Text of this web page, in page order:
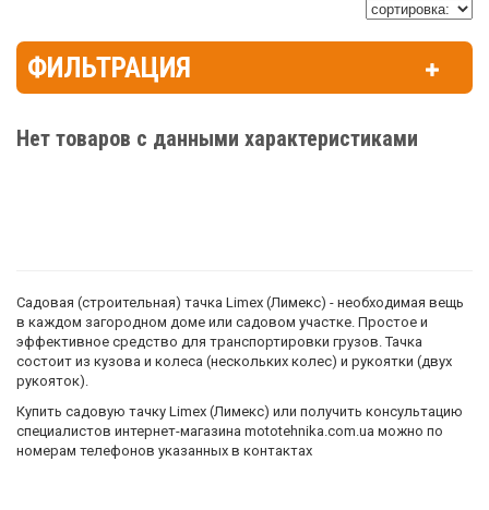
ФИЛЬТРАЦИЯ
Нет товаров с данными характеристиками
Садовая (строительная) тачка Limex (Лимекс) - необходимая вещь
в каждом загородном доме или садовом участке. Простое и
эффективное средство для транспортировки грузов. Тачка
состоит из кузова и колеса (нескольких колес) и рукоятки (двух
рукояток).
Купить садовую тачку Limex (Лимекс) или получить консультацию
специалистов интернет-магазина mototehnika.com.ua можно по
номерам телефонов указанных в контактах